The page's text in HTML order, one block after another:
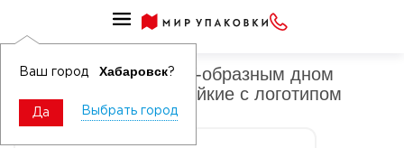
Ваш город Хабаровск?
Да Выбрать город
Пакеты бумажные с V-образным дном (пищевые)
Пакеты бумажные с V-образным дном
(пищевые) нежиростойкие с логотипом